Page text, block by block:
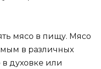
мясо в пищу. Мясо
в различных
духовке или